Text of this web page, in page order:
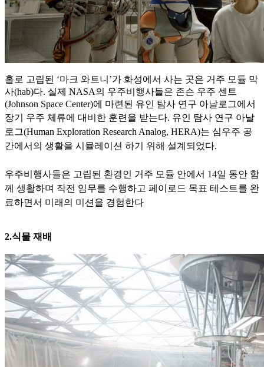
홀로 고립된 ‘마크 와트니’가 화성에서 사는 곳은 거주 모듈 막
사(hab)다. 실제 NASA의 우주비행사들은 존슨 우주 센트
(Johnson Space Center)에 마련된 유인 탐사 연구 아날로그에서
장기 우주 체류에 대비한 훈련을 받는다. 유인 탐사 연구 아날
로그(Human Exploration Research Analog, HERA)는 심우주 공
간에서의 생활을 시뮬레이션 하기 위해 설계되었다.
우주비행사들은 고립된 환경인 거주 모듈 안에서 14일 동안 함
께 생활하며 작전 임무를 수행하고 페이로드 목표 테스트를 완
료하면서 미래의 미션을 경험한다
2.식물 재배